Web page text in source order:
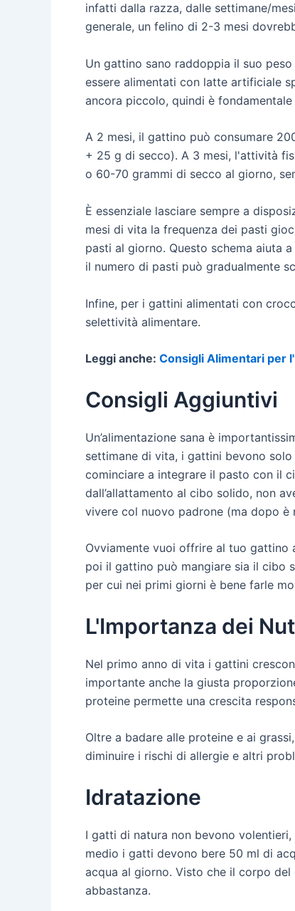
infatti dalla razza, dalle settimane/
generale, un felino di 2-3 mesi
Un gattino sano raddoppia il suo
essere alimentati con latte artificiale
ancora piccolo, quindi è
A 2 mesi, il gattino può consumare
+ 25 g di secco). A 3 mesi, l'attività
o 60-70 grammi di secco al giorno,
È essenziale lasciare sempre a
mesi di vita la frequenza dei pasti
pasti al giorno. Questo schema aiuta
il numero di pasti può gradualmente
Infine, per i gattini alimentati con
selettività alimentare.
Leggi anche: Consigli Alimentari per
Consigli Aggiuntivi
Un’alimentazione sana è
settimane di vita, i gattini bevono
cominciare a integrare il pasto con il
dall’allattamento al cibo solido, non
vivere col nuovo padrone (ma dopo è
Ovviamente vuoi offrire al tuo gattino
poi il gattino può mangiare sia il cibo
per cui nei primi giorni è bene farle
L'Importanza dei
Nel primo anno di vita i gattini
importante anche la giusta
proteine permette una crescita
Oltre a badare alle proteine e ai
diminuire i rischi di allergie e altri
Idratazione
I gatti di natura non bevono
medio i gatti devono bere 50 ml di
acqua al giorno. Visto che il corpo
abbastanza.